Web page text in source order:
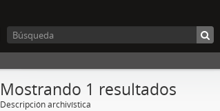
Mostrando 1 resultados
Descripción archivística